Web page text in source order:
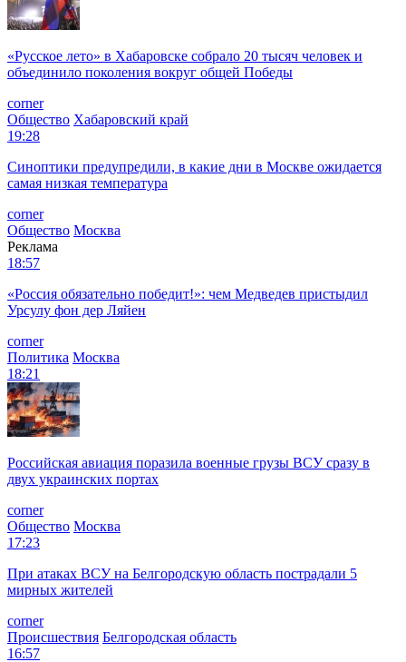
«Русское лето» в Хабаровске собрало 20 тысяч человек и
объединило поколения вокруг общей Победы
corner
Общество Хабаровский край
19:28
Синоптики предупредили, в какие дни в Москве ожидается
самая низкая температура
corner
Общество Москва
Реклама
18:57
«Россия обязательно победит!»: чем Медведев пристыдил
Урсулу фон дер Ляйен
corner
Политика Москва
18:21
Российская авиация поразила военные грузы ВСУ сразу в
двух украинских портах
corner
Общество Москва
17:23
При атаках ВСУ на Белгородскую область пострадали 5
мирных жителей
corner
Происшествия Белгородская область
16:57